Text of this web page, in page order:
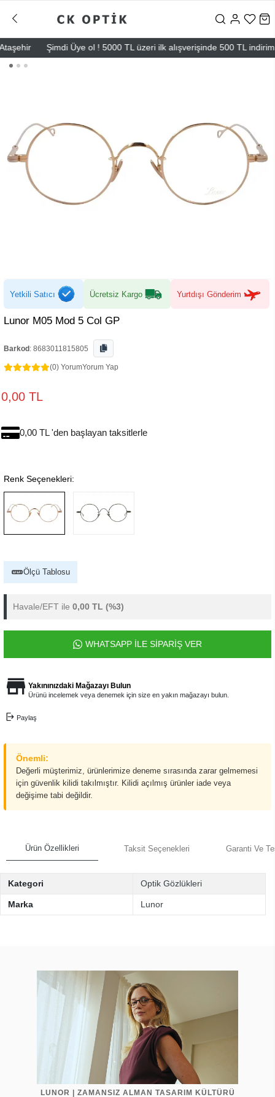
Şimdi Üye ol ! 5000 TL üzeri ilk alışverişinde 500 TL indirim
Yetkili Satıcı Ücretsiz Kargo Yurtdışı Gönderim
Lunor M05 Mod 5 Col GP
Barkod : 8683011815805
(0) YorumYorum Yap
0,00 TL
0,00 TL 'den başlayan taksitlerle
Renk Seçenekleri:
Ölçü Tablosu
Havale/EFT ile 0,00 TL (%3)
WHATSAPP İLE SİPARİŞ VER
Yakınınızdaki Mağazayı Bulun
Ürünü incelemek veya denemek için size en yakın mağazayı bulun.
Paylaş
Önemli:
Değerli müşterimiz, ürünlerimize deneme sırasında zarar gelmemesi
için güvenlik kilidi takılmıştır. Kilidi açılmış ürünler iade veya
değişime tabi değildir.
Ürün Özellikleri Taksit Seçenekleri Garanti Ve
Kategori Optik Gözlükleri
Marka Lunor
LUNOR | ZAMANSIZ ALMAN TASARIM KÜLTÜRÜ